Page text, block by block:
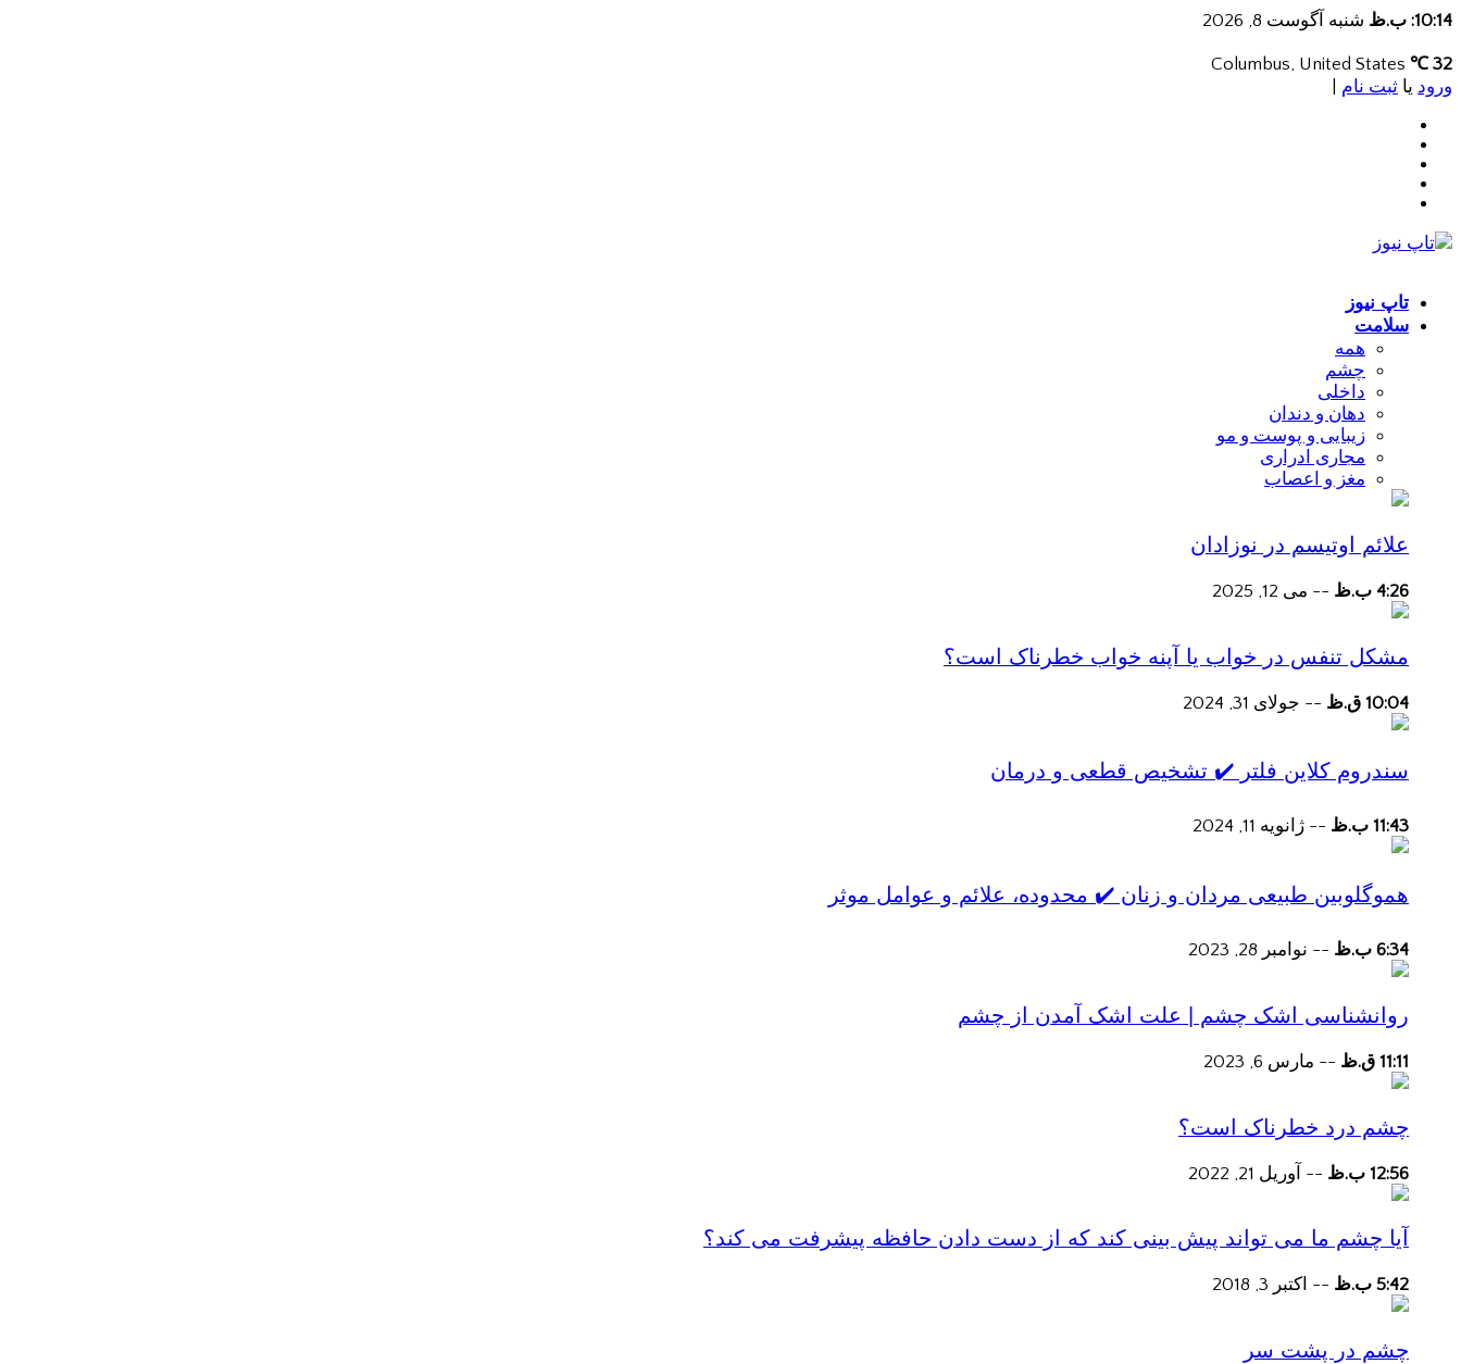
10:14: ب.ظ شنبه آگوست 8, 2026
32 ℃
ورود یا ثبت نام
تاپ نیوز
سلامت
همه
چشم
داخلی
دهان و دندان
زیبایی و پوست و مو
مجاری ادراری
مغز و اعصاب
علائم اوتیسم در نوزادان
4:26 ب.ظ -- می 12, 2025
مشکل تنفس در خواب یا آپنه خواب خطرناک است؟
10:04 ق.ظ -- جولای 31, 2024
سندروم کلاین فلتر ✔️ تشخیص قطعی و درمان
11:43 ب.ظ -- ژانویه 11, 2024
هموگلوبین طبیعی مردان و زنان ✔️ محدوده، علائم و عوامل موثر
6:34 ب.ظ -- نوامبر 28, 2023
روانشناسی اشک چشم | علت اشک آمدن از چشم
11:11 ق.ظ -- مارس 6, 2023
چشم درد خطرناک است؟
12:56 ب.ظ -- آوریل 21, 2022
آیا چشم ما می تواند پیش بینی کند که از دست دادن حافظه پیشرفت می کند؟
5:42 ب.ظ -- اکتبر 3, 2018
چشم در پشت سر